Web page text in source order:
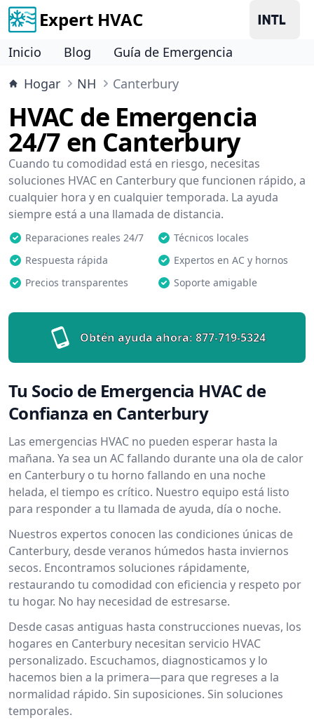
Expert HVAC
Inicio Blog
Guía de Emergencia
Hogar
NH Canterbury
HVAC de Emergencia
24/7 en Canterbury
Cuando tu comodidad está en riesgo, necesitas
soluciones HVAC en Canterbury que funcionen rápido, a
cualquier hora y en cualquier temporada. La ayuda
siempre está a una llamada de distancia.
Reparaciones reales 24/7
Técnicos locales
Respuesta rápida
Expertos en AC y hornos
Precios transparentes
Soporte amigable
Obtén ayuda ahora: 877-719-5324
Tu Socio de Emergencia HVAC de
Confianza en Canterbury
Las emergencias HVAC no pueden esperar hasta la
mañana. Ya sea un AC fallando durante una ola de calor
en Canterbury o tu horno fallando en una noche
helada, el tiempo es crítico. Nuestro equipo está listo
para responder a tu llamada de ayuda, día o noche.
Nuestros expertos conocen las condiciones únicas de
Canterbury, desde veranos húmedos hasta inviernos
secos. Encontramos soluciones rápidamente,
restaurando tu comodidad con eficiencia y respeto por
tu hogar. No hay necesidad de estresarse.
Desde casas antiguas hasta construcciones nuevas, los
hogares en Canterbury necesitan servicio HVAC
personalizado. Escuchamos, diagnosticamos y lo
hacemos bien a la primera—para que regreses a la
normalidad rápido. Sin suposiciones. Sin soluciones
temporales.